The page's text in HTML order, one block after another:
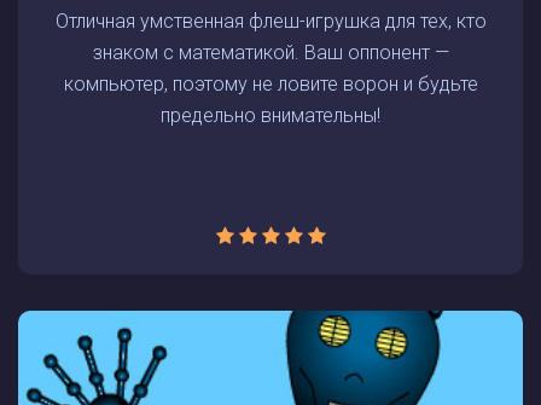
Отличная умственная флеш-игрушка для тех, кто
знаком с математикой. Ваш оппонент —
компьютер, поэтому не ловите ворон и будьте
предельно внимательны!